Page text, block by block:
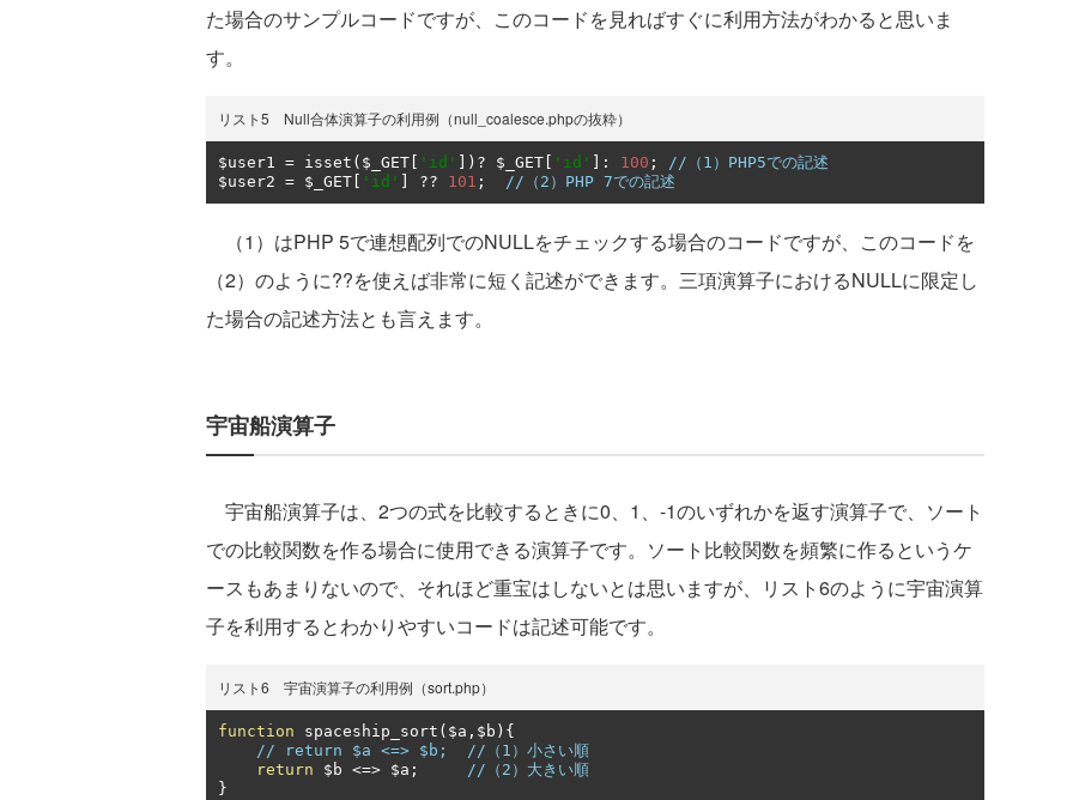
た場合のサンプルコードですが、このコードを見ればすぐに利用方法がわかると思いま
す。
リスト5 Null合体演算子の利用例（null_coalesce.phpの抜粋）
$user1 = isset ( $_GET 'id' ])? $_GET 'id' ]: 100 ;
//（1）PHP5での記述
$user2 = $_GET 'id' ?? 101 ; //（2）PHP 7での記述
（1）はPHP 5で連想配列でのNULLをチェックする場合のコードですが、このコードを
（2）のように??を使えば非常に短く記述ができます。三項演算子におけるNULLに限定し
た場合の記述方法とも言えます。
宇宙船演算子
宇宙船演算子は、2つの式を比較するときに0、1、-1のいずれかを返す演算子で、ソート
での比較関数を作る場合に使用できる演算子です。ソート比較関数を頻繁に作るというケ
ースもあまりないので、それほど重宝はしないとは思いますが、リスト6のように宇宙演算
子を利用するとわかりやすいコードは記述可能です。
リスト6 宇宙演算子の利用例（sort.php）
function spaceship_sort ( $a , $b ){
// return $a <=> $b;  //（1）小さい順
return $b <=> $a ;
//（2）大きい順
}